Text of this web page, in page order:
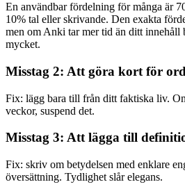
En användbar fördelning för många är
10% tal eller skrivande. Den exakta
men om Anki tar mer tid än ditt innehåll
mycket.
Misstag 2: Att göra kort för
Fix: lägg bara till från ditt faktiska liv.
veckor, suspend det.
Misstag 3: Att lägga till
Fix: skriv om betydelsen med enklare
översättning. Tydlighet slår elegans.